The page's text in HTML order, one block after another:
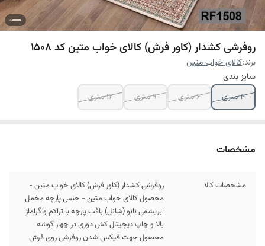
روفرشی کشدار (کاور فرش) کالای خواب متین کد 1508
برند:کالای خواب متین
سایز بندی
4 متری
6 متری 9 متری 12 متری
مشخصات
مشخصات کالا
روفرشی کشدار (کاور فرش) کالای خواب متین -
محصول کالای خواب متین - جنس پارچه مخمل
ابریشمی نانو (شانل) بافت پارچه با تراکم و گراماژ
بالا و چاپ دیجیتال کش دوزی در چهار گوشه
محصول جهت فیکس شدن روفرشی روی فرش